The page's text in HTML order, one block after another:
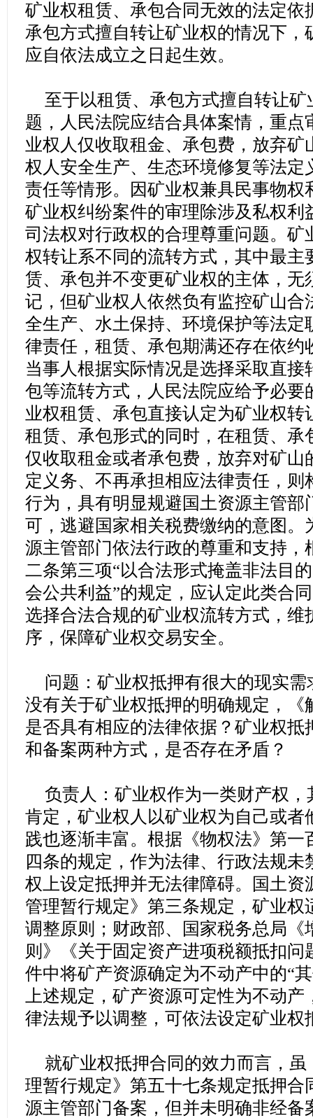
矿业权租赁、承包合同无效的法定依
承包方式擅自转让矿业权的情况下，
应自依法成立之日起生效。
至于以租赁、承包方式擅自转让
题，人民法院应结合具体案情，重点
业权人仅收取租金、承包费，放弃矿
权人安全生产、生态环境修复等法定
责任等情形。因矿业权兼具民事物权
矿业权纠纷案件的审理除涉及私权利
司法权对行政权的合理尊重问题。矿
权转让系不同的流转方式，其中最主
赁、承包并不变更矿业权的主体，无
记，但矿业权人依然负有监控矿山合
全生产、水土保持、环境保护等法定
律责任，租赁、承包期满还存在依约
当事人根据实际情况是选择采取直接
包等流转方式，人民法院应给予必要
业权租赁、承包直接认定为矿业权转
租赁、承包形式的同时，在租赁、承
仅收取租金或者承包费，放弃对矿山
定义务、不再承担相应法律责任，则
行为，具有明显规避国土资源主管部
可，逃避国家相关税费缴纳的意图。
源主管部门依法行政的尊重和支持，
二条第三项“以合法形式掩盖非法目
会公共利益”的规定，应认定此类合
选择合法合规的矿业权流转方式，维
序，保障矿业权交易安全。
问题：矿业权抵押有很大的现实
没有关于矿业权抵押的明确规定，《
是否具有相应的法律依据？矿业权抵
和备案两种方式，是否存在矛盾？
负责人：矿业权作为一类财产权
肯定，矿业权人以矿业权为自己或者
践也逐渐丰富。根据《物权法》第一
四条的规定，作为法律、行政法规
权上设定抵押并无法律障碍。国土资
管理暂行规定》第三条规定，矿业权
调整原则；财政部、国家税务总局《
则》《关于固定资产进项税额抵扣问
件中将矿产资源确定为不动产中的“
上述规定，矿产资源可定性为不动
律法规予以调整，可依法设定矿业权
就矿业权抵押合同的效力而言，
理暂行规定》第五十七条规定抵押合
源主管部门备案，但并未明确非经备